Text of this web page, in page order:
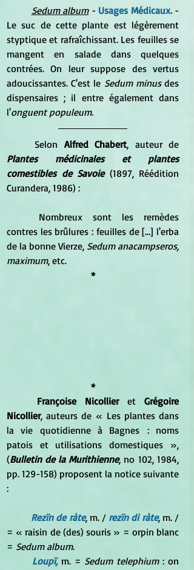
Sedum album - Usages Médicaux. -
Le suc de cette plante est légèrement
styptique et rafraîchissant. Les feuilles se
mangent en salade dans quelques
contrées. On leur suppose des vertus
adoucissantes. C'est le Sedum minus des
dispensaires ; il entre également dans
l'onguent populeum.
	Selon
Alfred Chabert
Plantes médicinales et plantes
comestibles de Savoie (1897, Réédition
Curandera, 1986) :
contres les brûlures : feuilles de [...] l'erba
de la bonne Vierze, Sedum anacampseros,
maximum, etc.
*
*
Françoise Nicollier et Grégoire
Nicollier, auteurs de « Les plantes dans
la vie quotidienne à Bagnes : noms
patois et utilisations domestiques »,
(Bulletin de la Murithienne, no 102,‎ 1984,
pp. 129-158) proposent la notice suivante
:
Rezïn de ràte, m. / rezïn di ràte, m. /
= « raisin de (des) souris » = orpin blanc
= Sedum album.
Loupï, m. = Sedum telephium : on